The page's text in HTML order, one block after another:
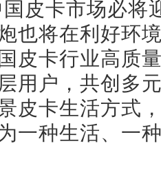
皮卡市场必将
也将在利好环
皮卡行业高质
用户，共创多
皮卡生活方式
一种生活、一